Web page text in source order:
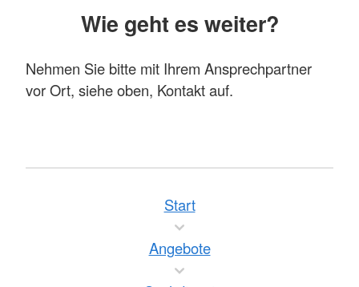
Wie geht es weiter?
Nehmen Sie bitte mit Ihrem Ansprechpartner
vor Ort, siehe oben, Kontakt auf.
Start
Angebote